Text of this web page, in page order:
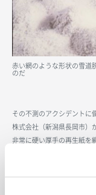
赤い網のような形状の雪道
のだ
その不測のアクシデントに
株式会社（新潟県長岡市）
非常に硬い厚手の再生紙を
む」という意味の英語「
んでアクセルを踏むと、